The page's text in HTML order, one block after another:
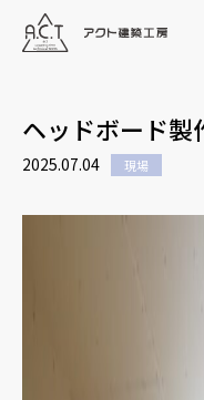
ヘッドボード製
2025.07.04 現場